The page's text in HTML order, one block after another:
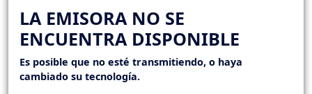
LA EMISORA NO SE
ENCUENTRA DISPONIBLE
Es posible que no esté transmitiendo, o haya
cambiado su tecnología.